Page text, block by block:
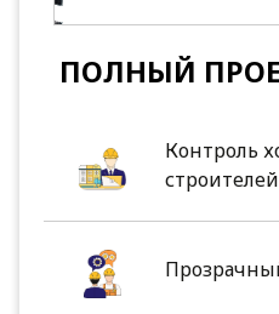
ПОЛНЫЙ
Контроль
строителей